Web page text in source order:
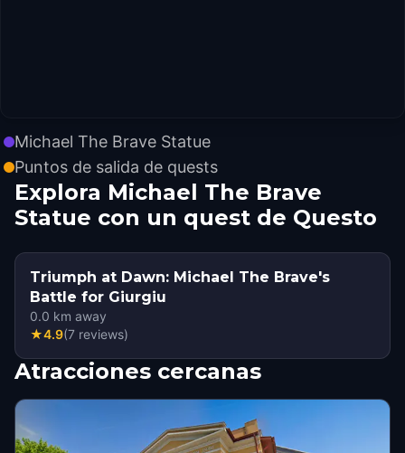
Michael The Brave Statue
Puntos de salida de quests
Explora Michael The Brave
Statue con un quest de Questo
Triumph at Dawn: Michael The Brave's
Battle for Giurgiu
0.0 km away
★4.9(7 reviews)
Atracciones cercanas